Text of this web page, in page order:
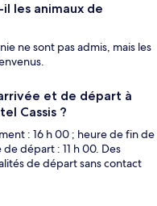
les animaux de
ne sont pas admis, mais les
et de départ à
Cassis ?
: 16 h 00 ; heure de fin de
départ : 11 h 00. Des
de départ sans contact